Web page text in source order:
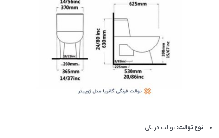
نوع توالت: توالت فرنگی